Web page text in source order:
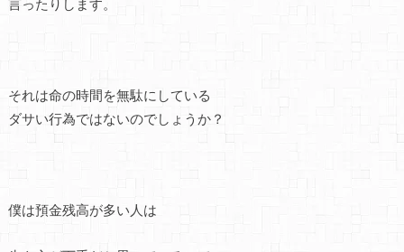
言ったりします。
それは命の時間を無駄にしている
ダサい行為ではないのでしょうか？
僕は預金残高が多い人は